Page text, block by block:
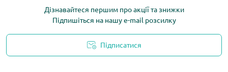
Дізнавайтеся першим про акції та знижки
Підпишіться на нашу e-mail розсилку
Підписатися